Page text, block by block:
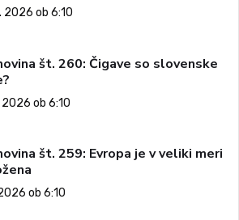
2026 ob 6:10
št. 260: Čigave so slovenske
2026 ob 6:10
št. 259: Evropa je v veliki meri
ob 6:10